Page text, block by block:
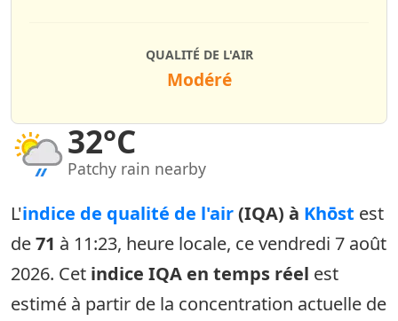
32°C
Patchy rain nearby
QUALITÉ DE L'AIR
Modéré
L'indice de qualité de l'air(IQA) à Khōst est
de71 à 11:23, heure locale, ce vendredi 7 août
2026. Cet indice IQA en temps réel est
estimé à partir de la concentration actuelle de